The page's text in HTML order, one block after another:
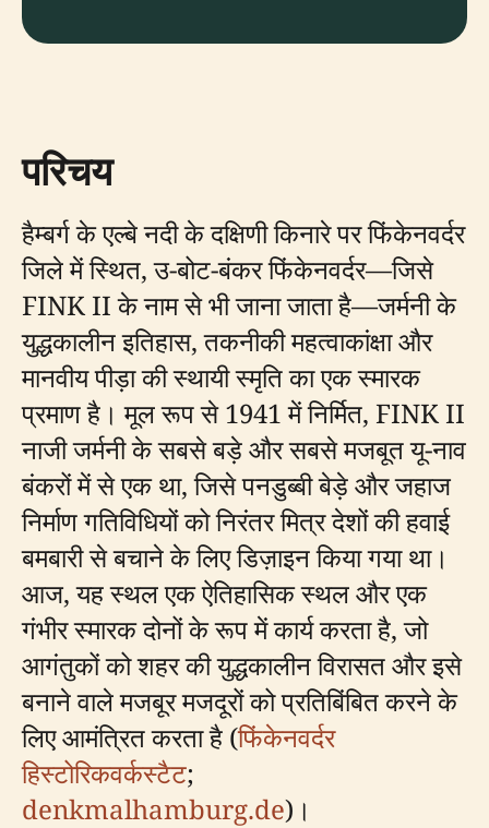
परिचय
हैम्बर्ग के एल्बे नदी के दक्षिणी किनारे पर फिंकेनवर्दर
जिले में स्थित, उ-बोट-बंकर फिंकेनवर्दर—जिसे
FINK II के नाम से भी जाना जाता है—जर्मनी के
युद्धकालीन इतिहास, तकनीकी महत्वाकांक्षा और
मानवीय पीड़ा की स्थायी स्मृति का एक स्मारक
प्रमाण है। मूल रूप से 1941 में निर्मित, FINK II
नाजी जर्मनी के सबसे बड़े और सबसे मजबूत यू-नाव
बंकरों में से एक था, जिसे पनडुब्बी बेड़े और जहाज
निर्माण गतिविधियों को निरंतर मित्र देशों की हवाई
बमबारी से बचाने के लिए डिज़ाइन किया गया था।
आज, यह स्थल एक ऐतिहासिक स्थल और एक
गंभीर स्मारक दोनों के रूप में कार्य करता है, जो
आगंतुकों को शहर की युद्धकालीन विरासत और इसे
बनाने वाले मजबूर मजदूरों को प्रतिबिंबित करने के
लिए आमंत्रित करता है (फिंकेनवर्दर
हिस्टोरिकवर्कस्टैट;
denkmalhamburg.de)।